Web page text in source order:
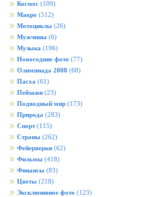
Космос (109)
Макро (512)
Мотоциклы (26)
Мужчины (6)
Музыка (196)
Новогодние фото (77)
Олимпиада 2008 (68)
Пасха (61)
Пейзажи (23)
Подводный мир (173)
Природа (283)
Спорт (115)
Страны (262)
Фейерверки (62)
Фильмы (418)
Финансы (83)
Цветы (218)
Эксклюзивное фото (123)